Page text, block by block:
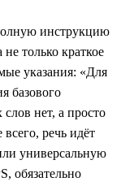
инструкцию
только краткое
указания: «Для
базового
нет, а просто
речь идёт
универсальную
обязательно